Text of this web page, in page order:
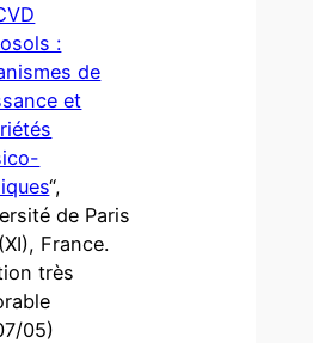
:
de
et
“,
de Paris
France.
très
05)